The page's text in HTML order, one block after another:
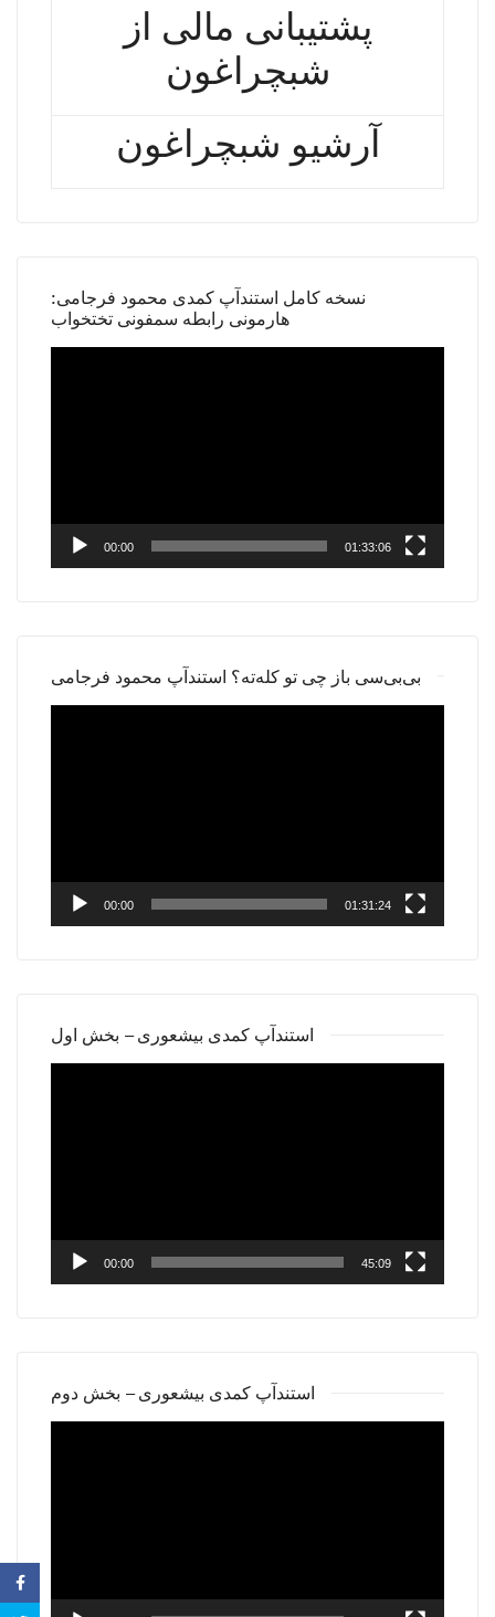
پشتیبانی مالی از
شبچراغون
آرشیو شبچراغون
نسخه کامل استندآپ کمدی محمود فرجامی:
هارمونی رابطه سمفونی تختخواب
00:00 01:33:06
بی‌بی‌سی باز چی تو کله‌ته؟ استندآپ محمود فرجامی
00:00 01:31:24
استندآپ کمدی بیشعوری – بخش اول
00:00 45:09
استندآپ کمدی بیشعوری – بخش دوم